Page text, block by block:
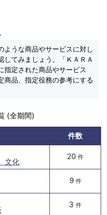
ような商品やサービスに対し
してみましょう。「ＫＡＲＡ
指定された商品やサービス
商品、指定役務の参考にする
(全期間)
件数
文化
20 件
9 件
3 件